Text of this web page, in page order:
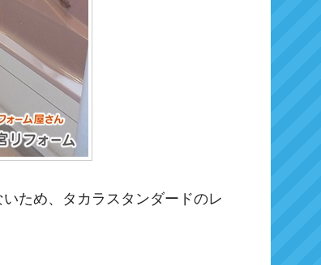
ため、タカラスタンダードのレ